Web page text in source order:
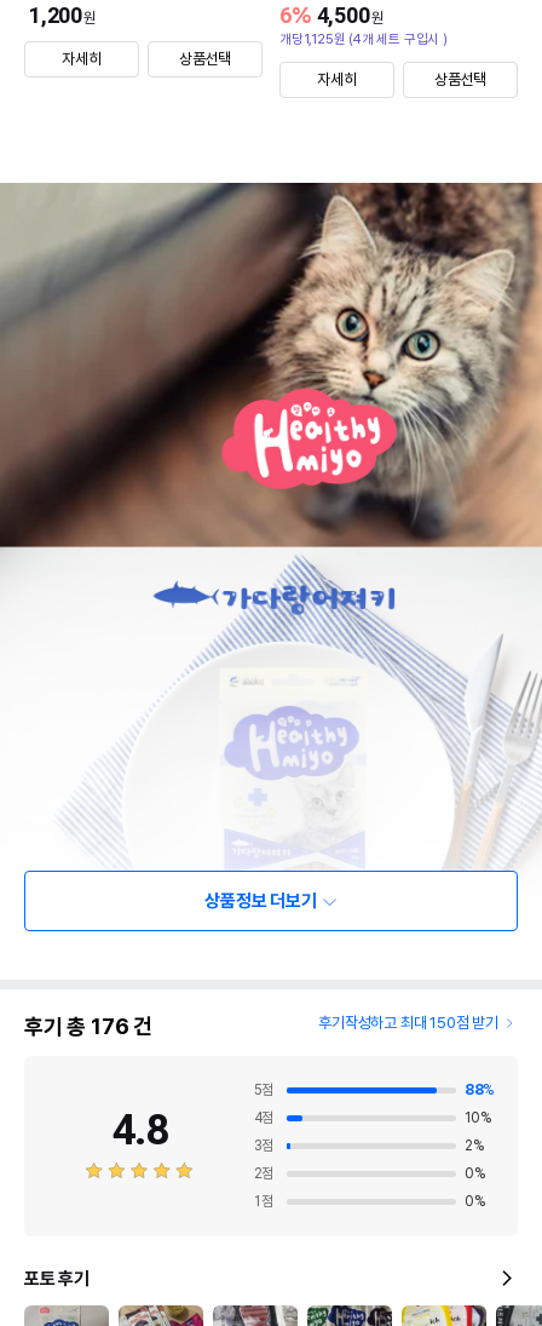
1,200원
자세히 상품선택
4,500원
6%
개당1,125원 (4개 세트 구입시 )
자세히 상품선택
상품정보 더보기
후기 총 176건 후기작성하고 최대 150점 받기
4.8
5점 88%
4점 10%
3점 2%
2점 0%
1 점 0%
포토 후기